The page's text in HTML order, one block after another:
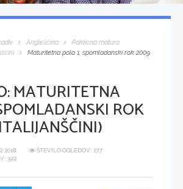
Angleščina
Poklicna matura
Maturitetna pola 1, spomladanski rok 2009
MATURITETNA
ROK
ŠTEVILO OGLEDOV: 277
322